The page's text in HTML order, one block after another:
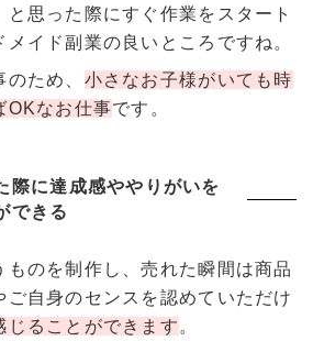
と思った際にすぐ作業をスタート
イド副業の良いところですね。
ため、 小さなお子様がいても時
OKなお仕事です。
際に達成感ややりがいを
できる
ものを制作し、売れた瞬間は商品
ご自身のセンスを認めていただけ
じることができます 。